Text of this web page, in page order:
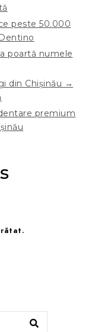
peste 50.000
poartă numele
din Chișinău →
premium